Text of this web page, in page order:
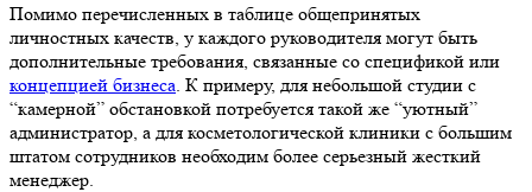
Помимо перечисленных в таблице общепринятых
личностных качеств, у каждого руководителя могут быть
дополнительные требования, связанные со спецификой или
концепцией бизнеса . К примеру, для небольшой студии с
“камерной” обстановкой потребуется такой же “уютный”
администратор, а для косметологической клиники с большим
штатом сотрудников необходим более серьезный жесткий
менеджер.